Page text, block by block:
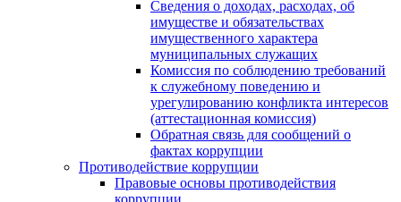
Сведения о доходах, расходах, об
имуществе и обязательствах
имущественного характера
муниципальных служащих
Комиссия по соблюдению требований
к служебному поведению и
урегулированию конфликта интересов
(аттестационная комиссия)
Обратная связь для сообщений о
фактах коррупции
Противодействие коррупции
Правовые основы противодействия
коррупции